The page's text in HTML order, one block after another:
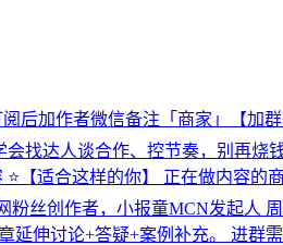
后加作者微信备注「商家」【加
找达人谈合作、控节奏，别再烧
【适合这样的你】 正在做内容
丝创作者，小报童MCN发起人
延伸讨论+答疑+案例补充。 进